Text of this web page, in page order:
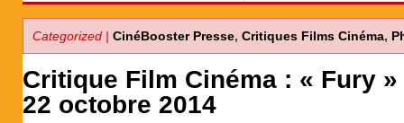
Categorized | CinéBooster Presse, Critiques Films Cinéma,
Critique Film Cinéma : « Fury
22 octobre 2014